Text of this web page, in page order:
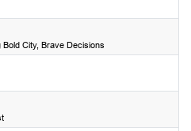
City, Brave Decisions